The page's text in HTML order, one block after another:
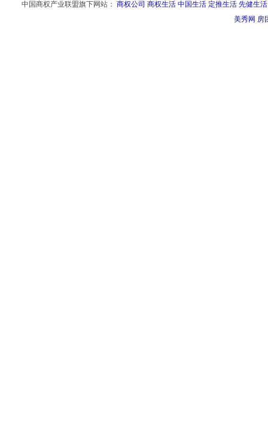
中国商权产业联盟旗下网站： 商权公司 商权生活 中国生活 定推生活 先健生活
美秀网 房